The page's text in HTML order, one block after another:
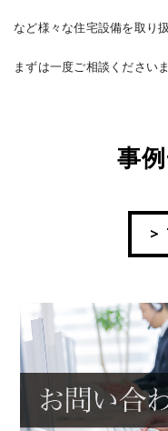
など様々な住宅設備を取り
まずは一度ご相談くださいま
事
>